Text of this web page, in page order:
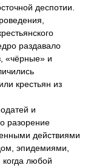
деспотии.
раздавало
«чёрные» и
крестьян из
и
разорение
действиями
эпидемиями,
любой